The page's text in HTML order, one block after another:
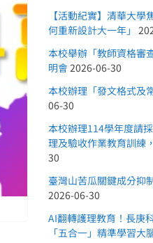
【活動紀實】清華大
何重新設計大一年」
本校舉辦「教師資格審
明會2026-06-30
本校辦理「發文格式及
06-30
本校辦理114學年度請
理及驗收作業教育訓練
30
臺灣山苦瓜關鍵成分抑
2026-06-30
AI翻轉護理教育！長庚
「五合一」精準學習大